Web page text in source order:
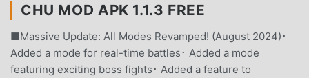
CHU MOD APK 1.1.3 FREE
■Massive Update: All Modes Revamped! (August 2024)･
Added a mode for real-time battles･ Added a mode
featuring exciting boss fights･ Added a feature to